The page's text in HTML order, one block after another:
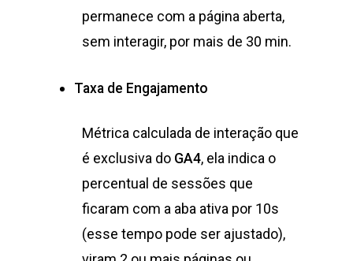
permanece com a página aberta,
sem interagir, por mais de 30 min.
Taxa de Engajamento
Métrica calculada de interação que
é exclusiva do GA4, ela indica o
percentual de sessões que
ficaram com a aba ativa por 10s
(esse tempo pode ser ajustado),